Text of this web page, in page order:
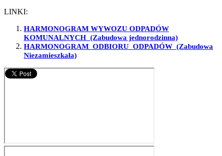
LINKI:
HARMONOGRAM WYWOZU ODPADÓW
KOMUNALNYCH (Zabudowa jednorodzinna)
HARMONOGRAM ODBIORU ODPADÓW (Zabudowa
Niezamieszkała)